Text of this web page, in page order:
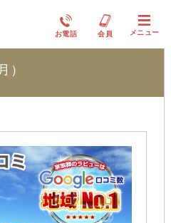
お電話 会員 メニュー
水不二見
）